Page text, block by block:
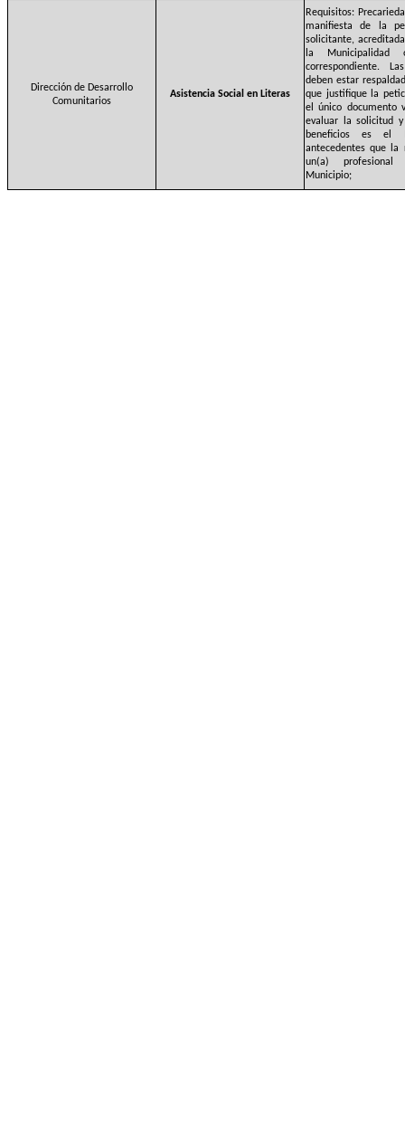
Dirección de Desarrollo
Comunitarios
Asistencia Social en Literas
Requisitos:
manifiesta de la
solicitante,
la
correspondiente.
deben estar
que justifique la
el único documento
evaluar la solicitud
beneficios es el
antecedentes que la
un(a)
Municipio;